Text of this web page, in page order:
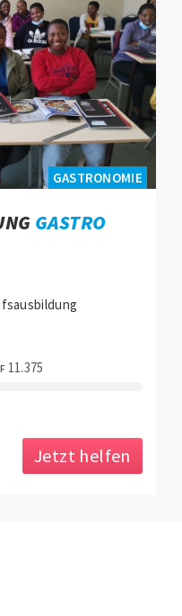
6
Spendende
Jetzt teilen
2120
GASTRONOMIE
GASTRO
11.375
Jetzt helfen